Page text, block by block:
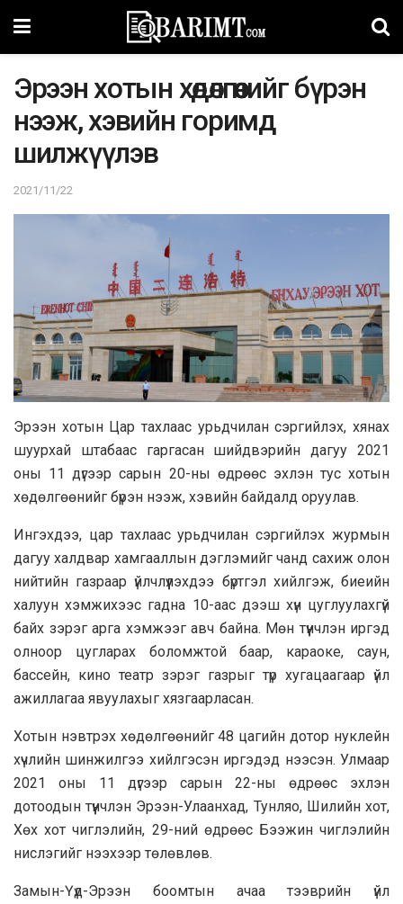
Эрээн хотын хөдөлгөөнийг бүрэн
нээж, хэвийн горимд
шилжүүлэв
2021/11/22
Эрээн хотын Цар тахлаас урьдчилан сэргийлэх, хянах
шуурхай штабаас гаргасан шийдвэрийн дагуу 2021
оны 11 дүгээр сарын 20-ны өдрөөс эхлэн тус хотын
хөдөлгөөнийг бүрэн нээж, хэвийн байдалд оруулав.
Ингэхдээ, цар тахлаас урьдчилан сэргийлэх журмын
дагуу халдвар хамгааллын дэглэмийг чанд сахиж олон
нийтийн газраар үйлчлүүлэхдээ бүртгэл хийлгэж, биеийн
халуун хэмжихээс гадна 10-аас дээш хүн цуглуулахгүй
байх зэрэг арга хэмжээг авч байна. Мөн түүнчлэн иргэд
олноор цугларах боломжтой баар, караоке, саун,
бассейн, кино театр зэрэг газрыг түр хугацаагаар үйл
ажиллагаа явуулахыг хязгаарласан.
Хотын нэвтрэх хөдөлгөөнийг 48 цагийн дотор нуклейн
хүчлийн шинжилгээ хийлгэсэн иргэдэд нээсэн. Улмаар
2021 оны 11 дүгээр сарын 22-ны өдрөөс эхлэн
дотоодын түүнчлэн Эрээн-Улаанхад, Тунляо, Шилийн хот,
Хөх хот чиглэлийн, 29-ний өдрөөс Бээжин чиглэлийн
нислэгийг нээхээр төлөвлөв.
Замын-Үүд-Эрээн боомтын ачаа тээврийн үйл